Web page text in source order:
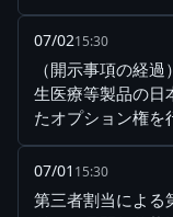
07/0215:30
（開示事項の経
生医療等製品の日
たオプション権を
07/01 15:30
第三者割当による